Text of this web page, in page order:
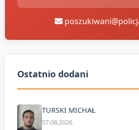
Ostatnio dodani
TURSKI MICHAŁ
07.08.2026